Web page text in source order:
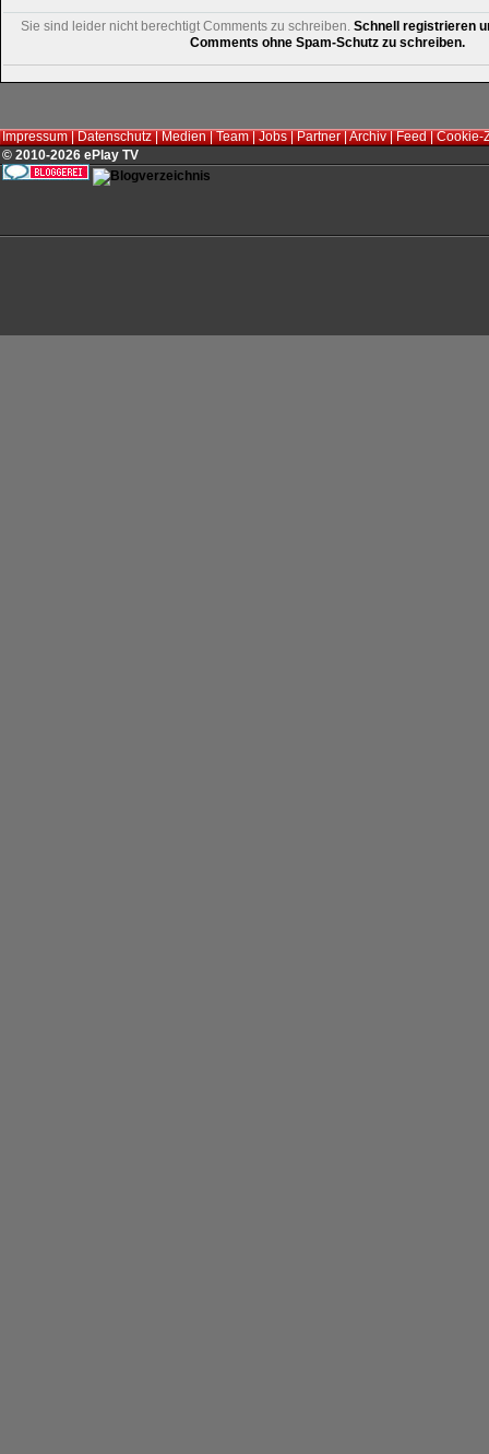
Sie sind leider nicht berechtigt Comments zu schreiben. Schnell registrieren
Comments ohne Spam-Schutz zu schreiben.
Impressum|Datenschutz|Medien|Team|Jobs|Partner|Archiv|Feed|Cookie-
© 2010-2026 ePlay TV